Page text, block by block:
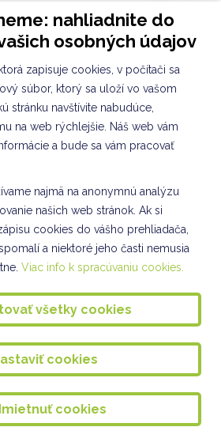
I. oddelenie ŠKD
ŠKD
s informáciami VII. oddelenie
VI. oddelenie ŠKD
II. oddelenie ŠKD
knižnice na Miletičovej ulici
- rovesnícke vzdelávanie
oddelenie ŠKD
I. oddelenie ŠKD
nahliadnite do
osobných údajov
zapisuje cookies, v počítači sa
súbor, ktorý sa uloží vo vašom
stránku navštívite nabudúce,
na web rýchlejšie. Náš web vám
a bude sa vám pracovať
najmä na anonymnú analýzu
našich web stránok. Ak si
cookies do vášho prehliadača,
a niektoré jeho časti nemusia
Viac info k spracúvaniu cookies.
všetky cookies
cookies
cookies